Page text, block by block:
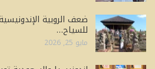
ضعف الروبية
للسياح…
مايو 25, 2026